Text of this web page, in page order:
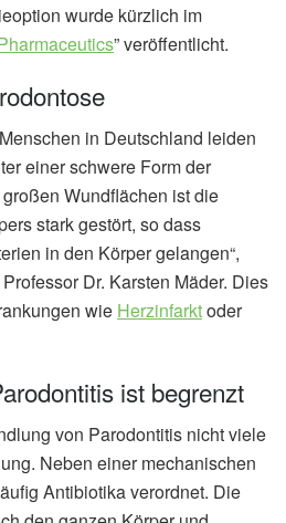
wurde kürzlich im
” veröffentlicht.
in Deutschland leiden
einer schwere Form der
Wundflächen ist die
stark gestört, so dass
in den Körper gelangen“,
Dr. Karsten Mäder. Dies
wie Herzinfarktoder
ist begrenzt
von Parodontitis nicht viele
Neben einer mechanischen
Antibiotika verordnet. Die